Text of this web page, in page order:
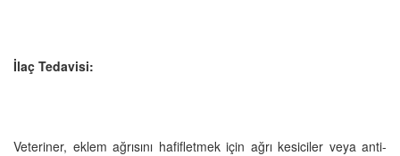
İlaç Tedavisi:
Veteriner, eklem ağrısını hafifletmek için ağrı kesiciler veya anti-